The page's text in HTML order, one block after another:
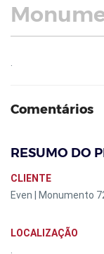
Comentários
RESUMO DO
CLIENTE
Even | Monumento
LOCALIZAÇÃO